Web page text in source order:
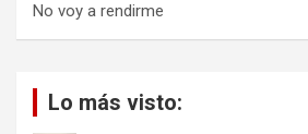
No voy a rendirme
Lo más visto: